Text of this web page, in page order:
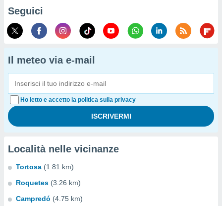
Seguici
Il meteo via e-mail
Ho letto e accetto la politica sulla privacy
Località nelle vicinanze
Tortosa (1.81 km)
Roquetes (3.26 km)
Campredó (4.75 km)